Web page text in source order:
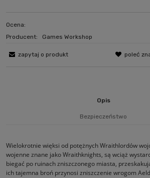
Ocena:
Producent:
Games Workshop
zapytaj o produkt poleć
Opis
Bezpieczeństwo
Wielokrotnie więksi od potężnych Wraithlordów
wojenne znane jako Wraithknights, są wciąż
biegać po ruinach zniszczonego miasta,
ich tajemna broń przynosi zniszczenie wrogom